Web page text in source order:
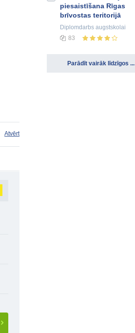
Atvērt
piesaistīšana Rīgas
brīvostas teritorijā
Diplomdarbs augstskolai
83
Parādīt vairāk līdzīgos ...